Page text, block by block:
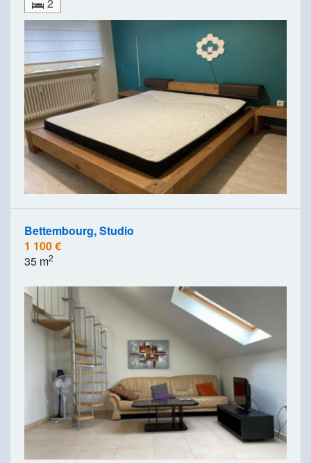
2
Bettembourg, Studio
1 100 €
35 m2